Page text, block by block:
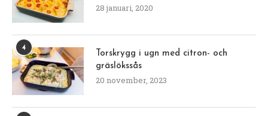
28 januari, 2020
4
Torskrygg i ugn med citron- och
gräslökssås
20 november, 2023